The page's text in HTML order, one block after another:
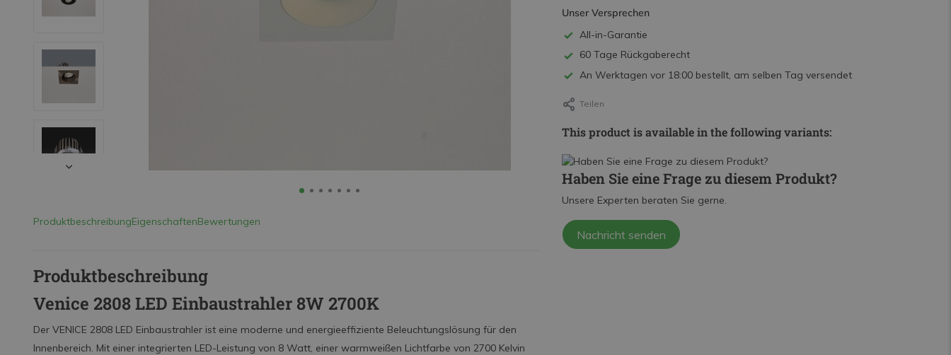
ProduktbeschreibungEigenschaftenBewertungen
Produktbeschreibung
Venice 2808 LED Einbaustrahler 8W 2700K
Der VENICE 2808 LED Einbaustrahler ist eine moderne und energieeffiziente Beleuchtungslösung für den
Innenbereich. Mit einer integrierten LED-Leistung von 8 Watt, einer warmweißen Lichtfarbe von 2700 Kelvin
Unser Versprechen
All-in-Garantie
60 Tage Rückgaberecht
An Werktagen vor 18:00 bestellt, am selben Tag versendet
Teilen
This product is available in the following variants:
Haben Sie eine Frage zu diesem Produkt?
Unsere Experten beraten Sie gerne.
Nachricht senden